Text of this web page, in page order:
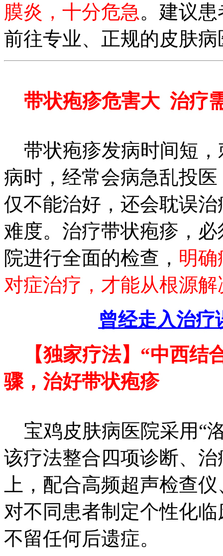
膜炎，十分危急。建议
前往专业、正规的皮肤
带状疱疹危害大 治疗
带状疱疹发病时间短
病时，经常会病急乱投
仅不能治好，还会耽误
难度。治疗带状疱疹，
院进行全面的检查， 明
对症治疗，才能从根源解
曾经走入治疗
【独家疗法】“中西
骤，治好带状疱疹
宝鸡皮肤病医院采用“
该疗法整合四项诊断、
上，配合高频超声检查
对不同患者制定个性化
不留任何后遗症。